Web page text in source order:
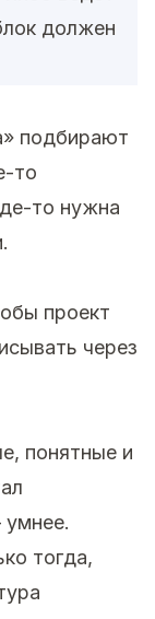
должен
подбирают
то
то нужна
проект
через
понятные и
умнее.
тогда,